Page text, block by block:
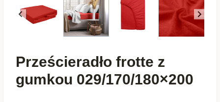
Prześcieradło frotte z
gumkou 029/170/180×200